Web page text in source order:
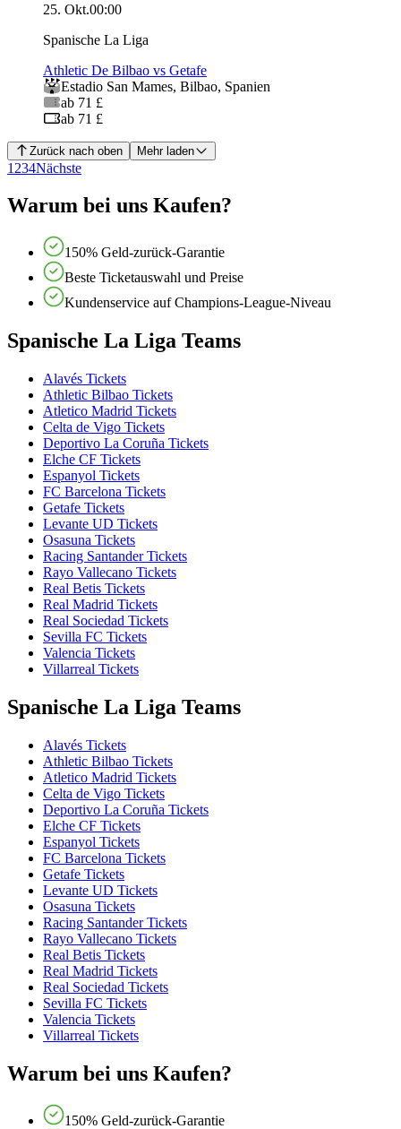
25. Okt.00:00
Spanische La Liga
Athletic De Bilbao vs Getafe
Estadio San Mames, Bilbao, Spanien
ab 71 £
ab 71 £
Zurück nach oben Mehr laden
1 234Nächste
Warum bei uns Kaufen?
150% Geld-zurück-Garantie
Beste Ticketauswahl und Preise
Kundenservice auf Champions-League-Niveau
Spanische La Liga Teams
Alavés Tickets
Athletic Bilbao Tickets
Atletico Madrid Tickets
Celta de Vigo Tickets
Deportivo La Coruña Tickets
Elche CF Tickets
Espanyol Tickets
FC Barcelona Tickets
Getafe Tickets
Levante UD Tickets
Osasuna Tickets
Racing Santander Tickets
Rayo Vallecano Tickets
Real Betis Tickets
Real Madrid Tickets
Real Sociedad Tickets
Sevilla FC Tickets
Valencia Tickets
Villarreal Tickets
Spanische La Liga Teams
Alavés Tickets
Athletic Bilbao Tickets
Atletico Madrid Tickets
Celta de Vigo Tickets
Deportivo La Coruña Tickets
Elche CF Tickets
Espanyol Tickets
FC Barcelona Tickets
Getafe Tickets
Levante UD Tickets
Osasuna Tickets
Racing Santander Tickets
Rayo Vallecano Tickets
Real Betis Tickets
Real Madrid Tickets
Real Sociedad Tickets
Sevilla FC Tickets
Valencia Tickets
Villarreal Tickets
Warum bei uns Kaufen?
150% Geld-zurück-Garantie